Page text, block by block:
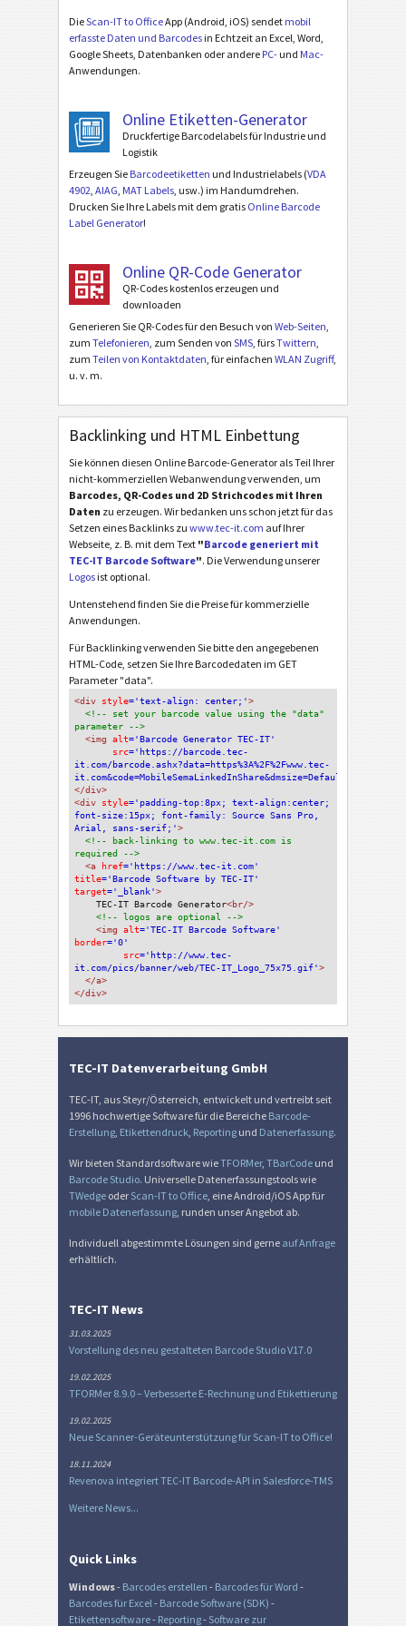
DieScan-IT to OfficeApp (Android, iOS) sendet mobil
erfasste Daten und Barcodes in Echtzeit an Excel, Word,
Google Sheets, Datenbanken oder andere PC- und Mac-
Anwendungen.
Online Etiketten-Generator
Druckfertige Barcodelabels für Industrie und
Logistik
Erzeugen Sie Barcodeetiketten und Industrielabels (VDA
4902 AIAG MAT Labels , usw.) im Handumdrehen.
Drucken Sie Ihre Labels mit dem gratis Online Barcode
Label Generator!
Online QR-Code Generator
QR-Codes kostenlos erzeugen und
downloaden
Generieren Sie QR-Codes für den Besuch von Web-Seiten
zum Telefonieren , zum Senden von SMS , fürsTwittern
zum Teilen von Kontaktdaten , für einfachen WLAN Zugriff,
u. v. m.
Backlinking und HTML Einbettung
Sie können diesen Online Barcode-Generator als Teil Ihrer
nicht-kommerziellen Webanwendung verwenden, um
Barcodes, QR-Codes und 2D Strichcodes mit Ihren
Daten zu erzeugen. Wir bedanken uns schon jetzt für das
Setzen eines Backlinks zu www.tec-it.com auf Ihrer
Webseite, z. B. mit dem Text "Barcode generiert mit
TEC-IT Barcode Software". Die Verwendung unserer
Logos ist optional.
Untenstehend finden Sie die Preise für kommerzielle
Anwendungen.
Für Backlinking verwenden Sie bitte den angegebenen
HTML-Code, setzen Sie Ihre Barcodedaten im GET
Parameter "data".
<div style='text-align: center;'>
<!-- set your barcode value using the "data"
parameter -->
<img alt='Barcode Generator TEC-IT'
src='https://barcode.tec-
it.com/barcode.ashx?data=https%3A%2F%2Fwww.tec-
it.com&code=MobileSemaLinkedInShare&dmsize=Default'
</div>
<div style='padding-top:8px; text-align:center;
font-size:15px; font-family: Source Sans Pro,
Arial, sans-serif;'>
<!-- back-linking to www.tec-it.com is
required -->
<a href='https://www.tec-it.com'
title='Barcode Software by TEC-IT'
target='_blank'>
TEC-IT Barcode Generator<br/>
<!-- logos are optional -->
<img alt='TEC-IT Barcode Software'
border='0'
src='http://www.tec-
it.com/pics/banner/web/TEC-IT_Logo_75x75.gif'>
</a>
</div>
TEC-IT Datenverarbeitung GmbH
TEC-IT, aus Steyr/Österreich, entwickelt und vertreibt seit
1996 hochwertige Software für die Bereiche Barcode-
Erstellung Etikettendruck Reporting und Datenerfassung.
Wir bieten Standardsoftware wieTFORMer, TBarCode und
Barcode Studio. Universelle Datenerfassungstools wie
TWedge oder Scan-IT to Office , eine Android/iOS App für
mobile Datenerfassung , runden unser Angebot ab.
Individuell abgestimmte Lösungen sind gerne auf Anfrage
erhältlich.
TEC-IT News
31.03.2025
Vorstellung des neu gestalteten Barcode Studio V17.0
19.02.2025
TFORMer 8.9.0 – Verbesserte E-Rechnung und Etikettierung
19.02.2025
Neue Scanner-Geräteunterstützung für Scan-IT to Office!
18.11.2024
Revenova integriert TEC-IT Barcode-API in Salesforce-TMS
Weitere News...
Quick Links
Windows- Barcodes erstellen - Barcodes für Word -
Barcodes für Excel - Barcode Software (SDK) -
Etikettensoftware- Reporting- Software zur